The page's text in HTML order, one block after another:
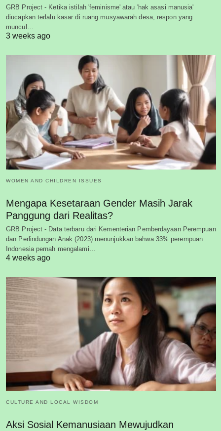
GRB Project - Ketika istilah 'feminisme' atau 'hak asasi manusia'
diucapkan terlalu kasar di ruang musyawarah desa, respon yang
muncul…
3 weeks ago
WOMEN AND CHILDREN ISSUES
Mengapa Kesetaraan Gender Masih Jarak
Panggung dari Realitas?
GRB Project - Data terbaru dari Kementerian Pemberdayaan Perempuan
dan Perlindungan Anak (2023) menunjukkan bahwa 33% perempuan
Indonesia pernah mengalami…
4 weeks ago
CULTURE AND LOCAL WISDOM
Aksi Sosial Kemanusiaan Mewujudkan